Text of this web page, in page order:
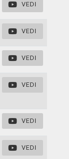
VEDI
VEDI
VEDI
VEDI
VEDI
VEDI